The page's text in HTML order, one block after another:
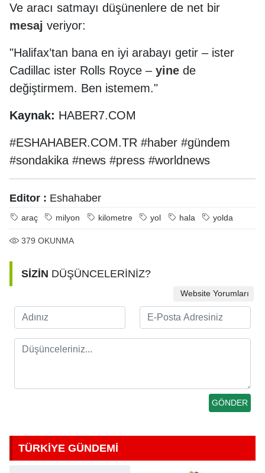
Ve aracı satmayı düşünenlere de net bir
mesaj veriyor:
"Halifax’tan bana en iyi arabayı getir – ister
Cadillac ister Rolls Royce – yine de
değiştirmem. Ben istemem."
Kaynak: HABER7.COM
#ESHAHABER.COM.TR #haber #gündem
#sondakika #news #press #worldnews
Editor : Eshahaber
araç milyon kilometre yol hala yolda
379 OKUNMA
SİZİN DÜŞÜNCELERİNİZ?
Website Yorumları
TÜRKİYE GÜNDEMİ